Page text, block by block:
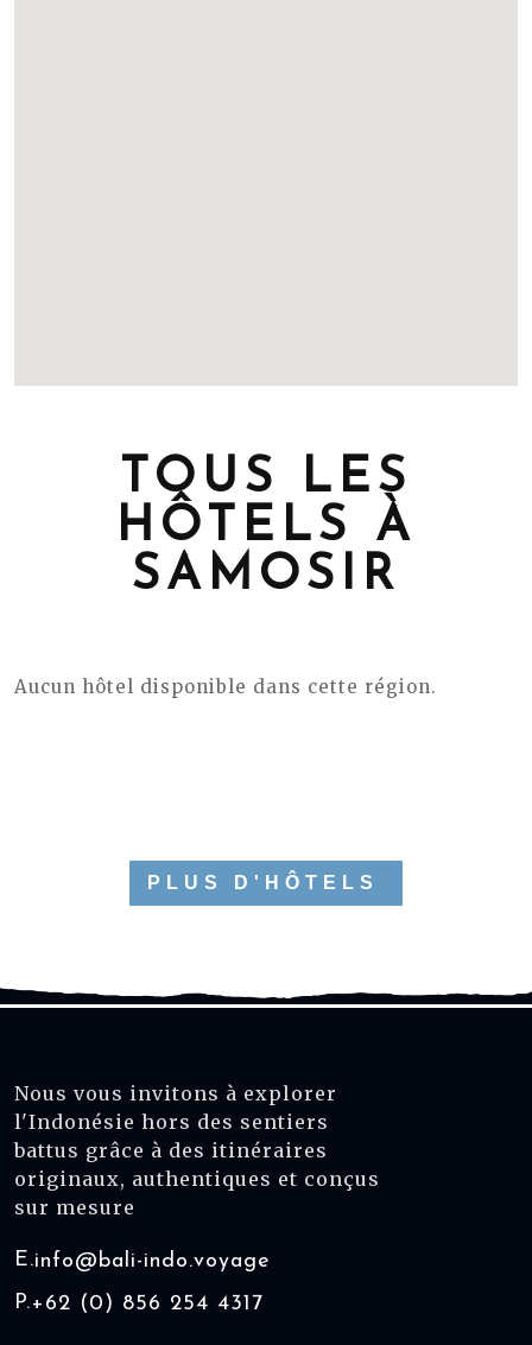
TOUS LES
HÔTELS À
SAMOSIR
Aucun hôtel disponible dans cette région.
PLUS D'HÔTELS
Nous vous invitons à explorer
l'Indonésie hors des sentiers
battus grâce à des itinéraires
originaux, authentiques et conçus
sur mesure
E.info@bali-indo.voyage
P.+62 (0) 856 254 4317